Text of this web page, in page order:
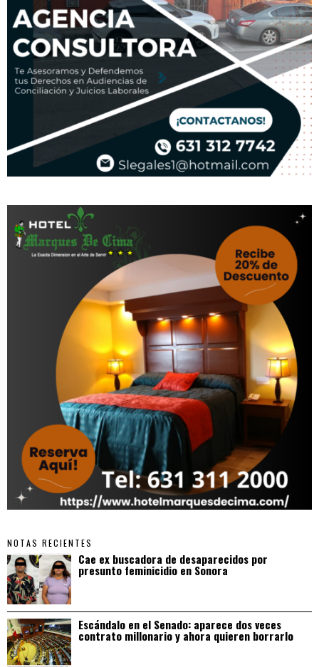
NOTAS RECIENTES
Cae ex buscadora de desaparecidos por
presunto feminicidio en Sonora
Escándalo en el Senado: aparece dos veces
contrato millonario y ahora quieren borrarlo